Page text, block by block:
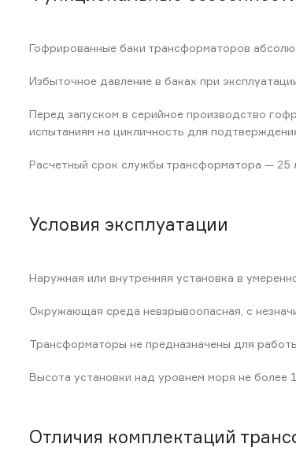
Гофрированные баки трансформаторов
Избыточное давление в баках при
Перед запуском в серийное производство
испытаниям на цикличность для
Расчетный срок службы трансформатора — 25
Условия эксплуатации
Наружная или внутренняя установка в
Окружающая среда невзрывоопасная, с
Трансформаторы не предназначены для
Высота установки над уровнем моря не более
Отличия комплектаций